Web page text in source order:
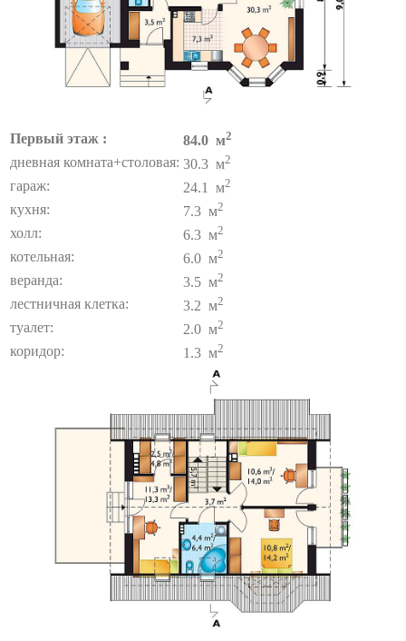
Первый этаж : 84.0 м2
дневная комната+столовая: 30.3 м2
гараж: 24.1 м2
кухня: 7.3 м2
холл: 6.3 м2
котельная: 6.0 м2
веранда: 3.5 м2
лестничная клетка: 3.2 м2
туалет: 2.0 м2
коридор: 1.3 м2